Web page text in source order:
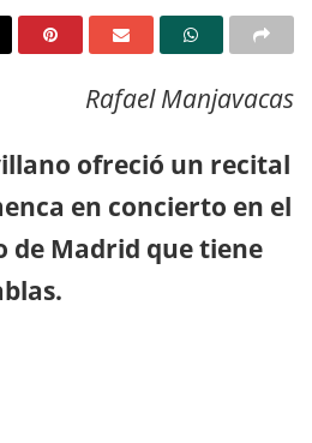
Rafael Manjavacas
ofreció un recital
en concierto en el
de Madrid que tiene